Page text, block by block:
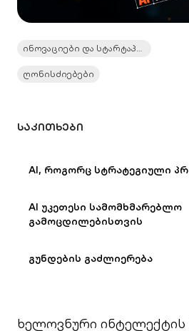
ინოვაციები და სტარტაპები
ღონისძიებები
ᲡᲐᲙᲘᲗᲮᲔᲑᲘ
AI, როგორც სტრატეგიული
AI უკეთესი სამომხმარებლო
გამოცდილებისთვის
გუნდების გაძლიერება
ხელოვნური ინტელექტის